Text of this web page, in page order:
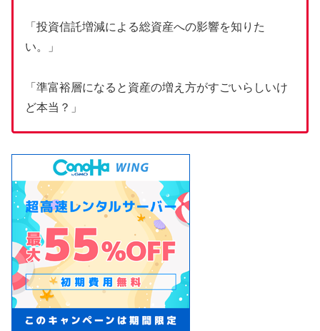
「投資信託増減による総資産への影響を知りた
い。」
「準富裕層になると資産の増え方がすごいらしいけ
ど本当？」